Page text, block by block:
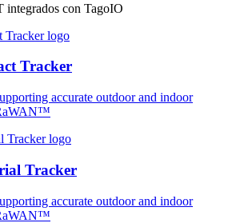
integrados con TagoIO
Tracker
accurate outdoor and indoor
Tracker
accurate outdoor and indoor